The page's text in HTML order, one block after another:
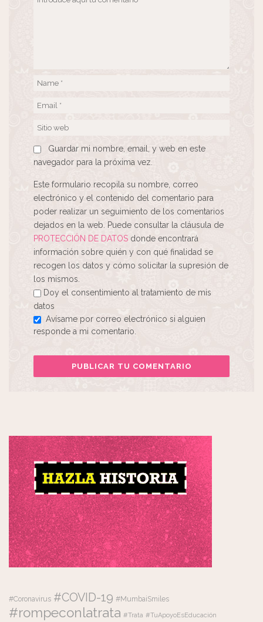
Guardar mi nombre, email, y web en este
navegador para la próxima vez.
Este formulario recopila su nombre, correo
electrónico y el contenido del comentario para
poder realizar un seguimiento de los comentarios
dejados en la web. Puede consultar la cláusula de
PROTECCIÓN DE DATOS donde encontrará
información sobre quién y con qué finalidad se
recogen los datos y cómo solicitar la supresión de
los mismos.
Doy el consentimiento al tratamiento de mis
datos
Avísame por correo electrónico si alguien
responde a mi comentario.
#Coronavirus #COVID-19 #MumbaiSmiles
#rompeconlatrata #Trata #TuApoyoEsEducación